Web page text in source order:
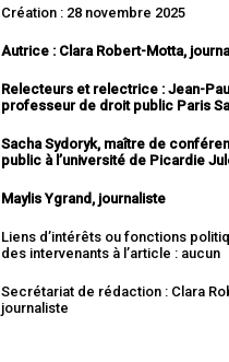
Création : 28 novembre 2025
Autrice : Clara Robert-Motta,
Relecteurs et relectrice : Jean-
professeur de droit public Paris
Sacha Sydoryk, maître de
public à l’université de Picardie
Maylis Ygrand, journaliste
Liens d’intérêts ou fonctions
des intervenants à l’article : aucun
Secrétariat de rédaction : Clara
journaliste